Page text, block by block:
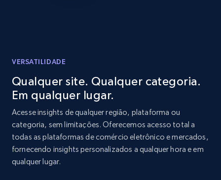
Amazon products global dataset - Collects
products by best sellers category URL
Title, Seller name, Brand, Description, Initial
price, Currency, Availability, Reviews count, and
more.
VERSATILIDADE
Qualquer site. Qualquer categoria.
Em qualquer lugar.
Acesse insights de qualquer região, plataforma ou
categoria, sem limitações. Oferecemos acesso total a
todas as plataformas de comércio eletrônico e mercados,
fornecendo insights personalizados a qualquer hora e em
qualquer lugar.